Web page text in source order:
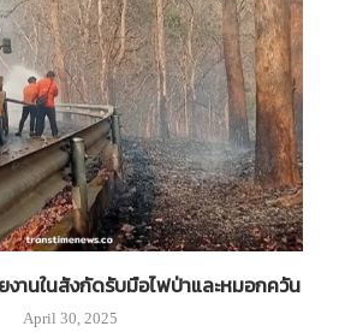
านในสังกัดรับมือไฟป่าและหมอกควัน
April 30, 2025